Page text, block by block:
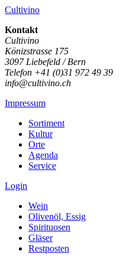
Cultivino
Kontakt
Cultivino
Könizstrasse 175
3097 Liebefeld / Bern
Telefon +41 (0)31 972 49 39
info@cultivino.ch
Impressum
Sortiment
Kultur
Orte
Agenda
Service
Login
Wein
Olivenöl, Essig
Spirituosen
Gläser
Restposten